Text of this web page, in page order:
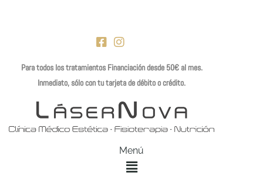
Para todos los tratamientos Financiación desde 50€ al mes.
Inmediato, sólo con tu tarjeta de débito o crédito.
Menú